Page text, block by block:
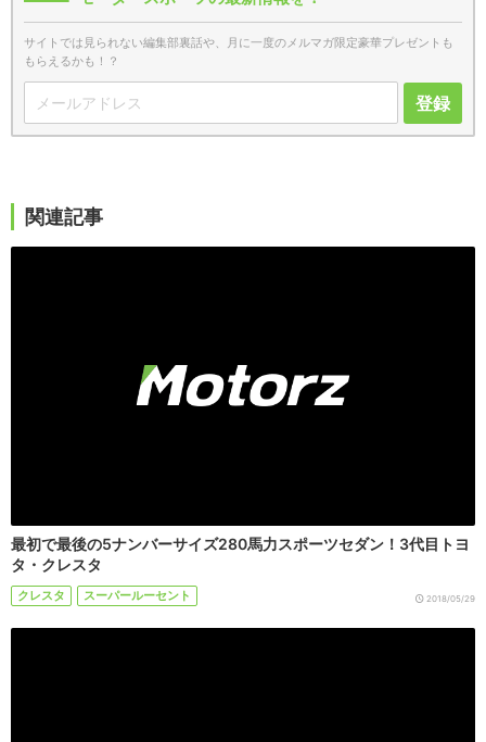
サイトでは見られない編集部裏話や、月に一度のメルマガ限定豪華プレゼントも
もらえるかも！？
登録
関連記事
最初で最後の5ナンバーサイズ280馬力スポーツセダン！3代目トヨ
タ・クレスタ
クレスタ スーパールーセント 2018/05/29